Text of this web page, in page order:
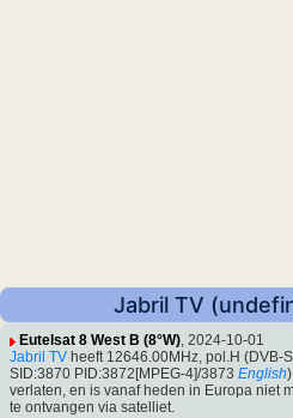
Jabril TV
Eutelsat 8 West B (8°W), 2024-10-01
Jabril TV heeft 12646.00MHz, pol.H (DVB-S
SID:3870 PID:3872[MPEG-4]/3873 English)
verlaten, en is vanaf heden in Europa niet
te ontvangen via satelliet.